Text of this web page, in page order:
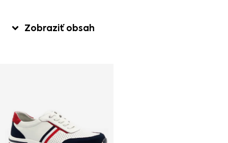
Zobraziť obsah